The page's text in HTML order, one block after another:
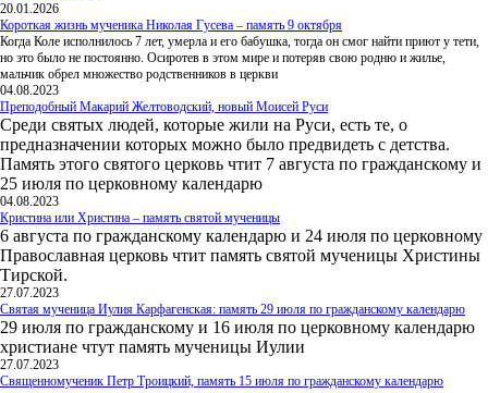
20.01.2026
Короткая жизнь мученика Николая Гусева – память 9 октября
Когда Коле исполнилось 7 лет, умерла и его бабушка, тогда он смог найти приют у тети,
но это было не постоянно. Осиротев в этом мире и потеряв свою родню и жилье,
мальчик обрел множество родственников в церкви
04.08.2023
Преподобный Макарий Желтоводский, новый Моисей Руси
Среди святых людей, которые жили на Руси, есть те, о
предназначении которых можно было предвидеть с детства.
Память этого святого церковь чтит 7 августа по гражданскому и
25 июля по церковному календарю
04.08.2023
Кристина или Христина – память святой мученицы
6 августа по гражданскому календарю и 24 июля по церковному
Православная церковь чтит память святой мученицы Христины
Тирской.
27.07.2023
Святая мученица Иулия Карфагенская: память 29 июля по гражданскому календарю
29 июля по гражданскому и 16 июля по церковному календарю
христиане чтут память мученицы Иулии
27.07.2023
Священномученик Петр Троицкий, память 15 июля по гражданскому календарю